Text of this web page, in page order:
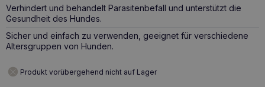
Verhindert und behandelt Parasitenbefall und unterstützt die
Gesundheit des Hundes.
Sicher und einfach zu verwenden, geeignet für verschiedene
Altersgruppen von Hunden.
Produkt vorübergehend nicht auf Lager